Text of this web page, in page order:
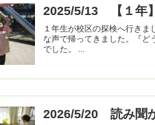
2025/5/13 【１年
１年生が校区の探検へ行き
な声で帰ってきました。『ど
2026/5/20 読み聞